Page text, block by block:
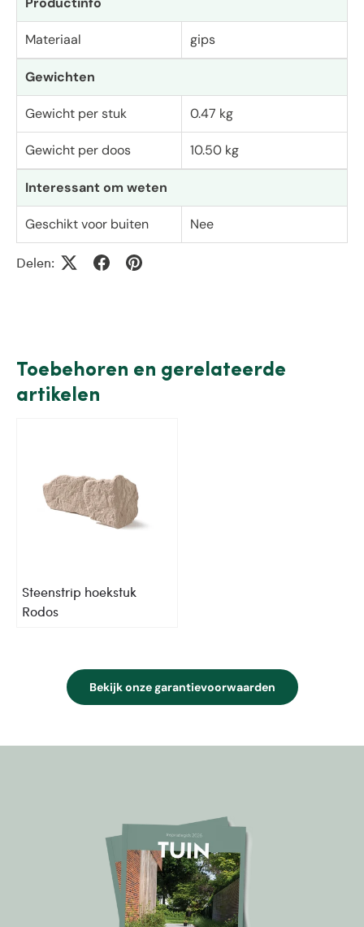
Materiaal gips
Gewichten
Gewicht per stuk 0.47 kg
Gewicht per doos 10.50 kg
Interessant om weten
Geschikt voor buiten Nee
Delen:
Toebehoren en gerelateerde
artikelen
Steenstrip hoekstuk
Rodos
Bekijk onze garantievoorwaarden